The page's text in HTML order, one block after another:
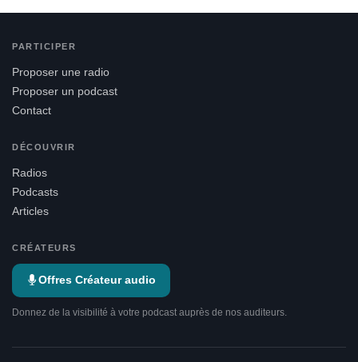
PARTICIPER
Proposer une radio
Proposer un podcast
Contact
DÉCOUVRIR
Radios
Podcasts
Articles
CRÉATEURS
Offres Créateur audio
Donnez de la visibilité à votre podcast auprès de nos auditeurs.